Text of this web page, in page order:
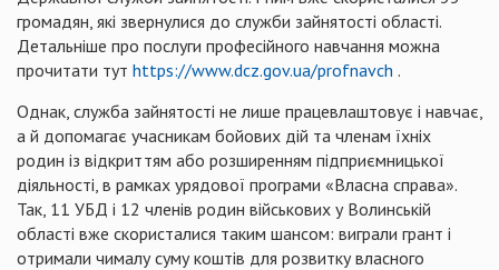
громадян, які звернулися до служби зайнятості області.
Детальніше про послуги професійного навчання можна
прочитати тут https://www.dcz.gov.ua/profnavch .
Однак, служба зайнятості не лише працевлаштовує і навчає,
а й допомагає учасникам бойових дій та членам їхніх
родин із відкриттям або розширенням підприємницької
діяльності, в рамках урядової програми «Власна справа».
Так, 11 УБД і 12 членів родин військових у Волинській
області вже скористалися таким шансом: виграли грант і
отримали чималу суму коштів для розвитку власного